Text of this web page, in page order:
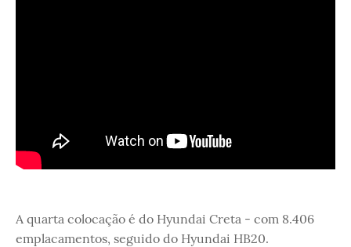
A quarta colocação é do Hyundai Creta - com 8.406
emplacamentos, seguido do Hyundai HB20.